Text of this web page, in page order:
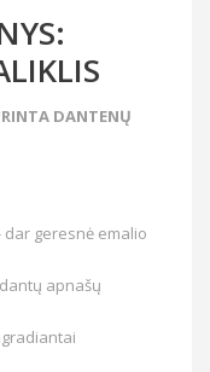
DANTENŲ
geresnė emalio
apnašų